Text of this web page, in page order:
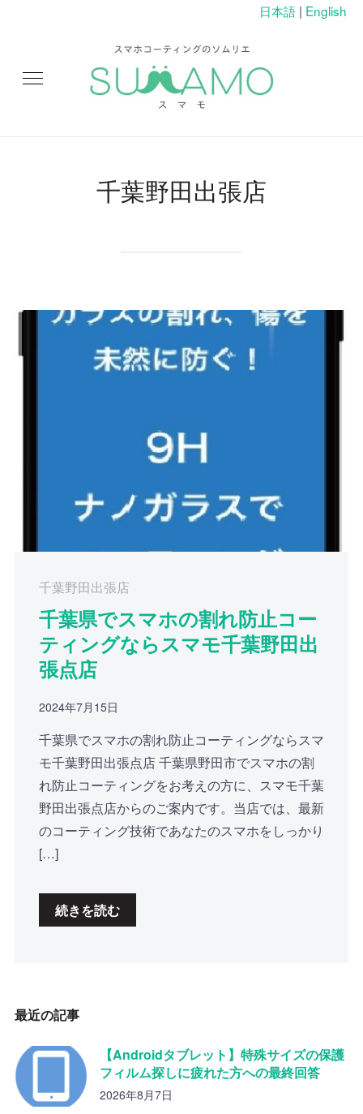
日本語 | English
千葉野田出張店
千葉野田出張店
千葉県でスマホの割れ防止コー
ティングならスマモ千葉野田出
張点店
2024年7月15日
千葉県でスマホの割れ防止コーティングならスマ
モ千葉野田出張点店 千葉県野田市でスマホの割
れ防止コーティングをお考えの方に、スマモ千葉
野田出張点店からのご案内です。当店では、最新
のコーティング技術であなたのスマホをしっかり
[…]
続きを読む
最近の記事
【Androidタブレット】特殊サイズの保護
フィルム探しに疲れた方への最終回答
2026年8月7日